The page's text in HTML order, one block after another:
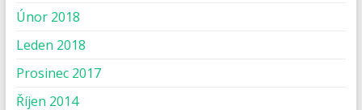
Únor 2018
Leden 2018
Prosinec 2017
Říjen 2014